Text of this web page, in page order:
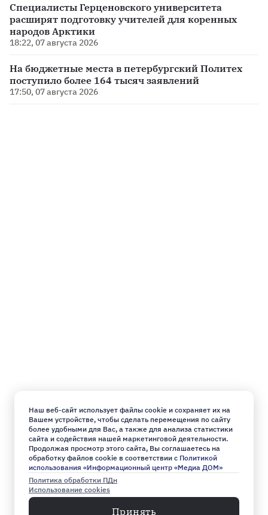
Специалисты Герценовского университета
расширят подготовку учителей для коренных
народов Арктики
18:22, 07 августа 2026
На бюджетные места в петербургский Политех
поступило более 164 тысяч заявлений
17:50, 07 августа 2026
Наш веб-сайт использует файлы cookie и сохраняет их на
Вашем устройстве, чтобы сделать перемещения по сайту
более удобными для Вас, а также для анализа статистики
сайта и содействия нашей маркетинговой деятельности.
Продолжая просмотр этого сайта, Вы соглашаетесь на
обработку файлов cookie в соответствии с Политикой
использования «Информационный центр «Медиа ДОМ»
Политика обработки ПДн
Использование cookies
Принять